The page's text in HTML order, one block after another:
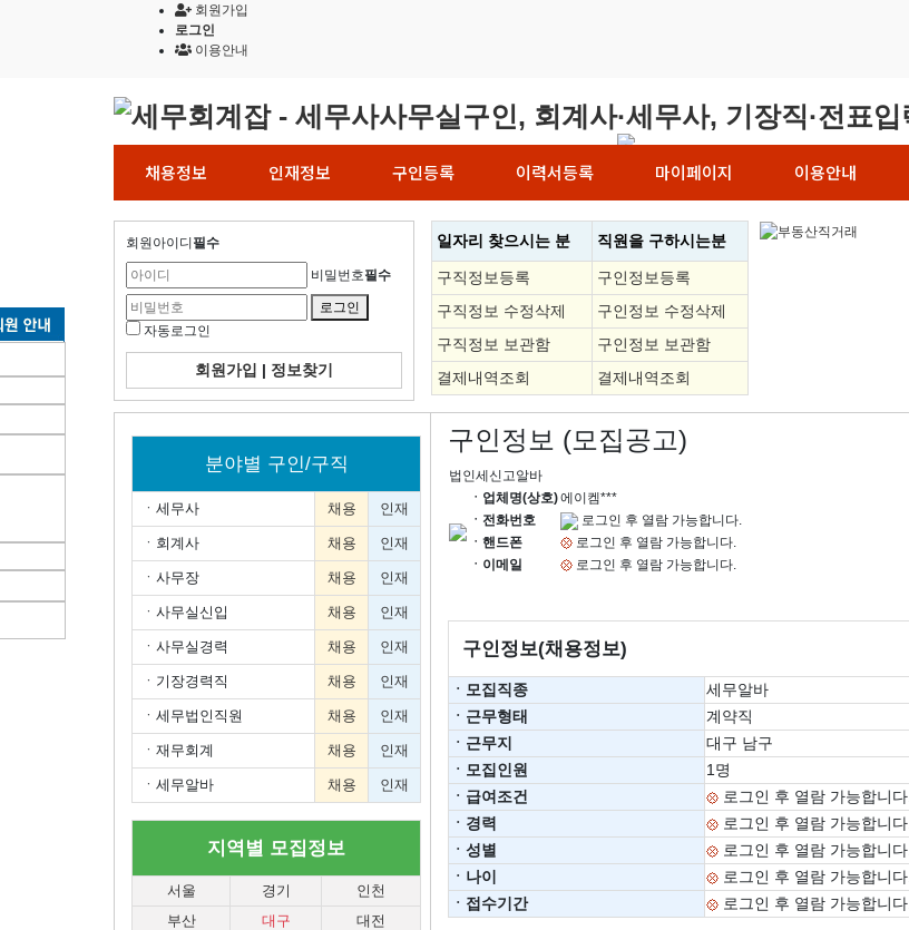
회원가입
로그인
이용안내
채용정보 인재정보 구인등록 이력서등록 마이페이지 이용안내
회원아이디 필수
비밀번호필수
자동로그인
회원가입 | 정보찾기
일자리 찾으시는 분 직원을 구하시는분
구직정보등록
구인정보등록
구직정보 수정삭제
구인정보 수정삭제
구직정보 보관함
구인정보 보관함
결제내역조회
결제내역조회
분야별 구인/구직
ㆍ 세무사 채용 인재
ㆍ 회계사 채용 인재
ㆍ 사무장 채용 인재
ㆍ 사무실신입 채용 인재
ㆍ 사무실경력 채용 인재
ㆍ 기장경력직 채용 인재
ㆍ 세무법인직원 채용 인재
ㆍ 재무회계 채용 인재
ㆍ 세무알바 채용 인재
지역별 모집정보
서울 경기
인천
부산
대구
대전
구인정보 (모집공고)
법인세신고알바
ㆍ업체명(상호)에이켐***
ㆍ전화번호
로그인 후 열람 가능합니다.
ㆍ핸드폰
로그인 후 열람 가능합니다.
ㆍ이메일
로그인 후 열람 가능합니다.
구인정보(채용정보)
ㆍ모집직종
세무알바
ㆍ근무형태
계약직
ㆍ근무지
대구 남구
ㆍ모집인원
1명
ㆍ급여조건
로그인 후 열람 가능합니다.
ㆍ경력
로그인 후 열람 가능합니다.
ㆍ성별
로그인 후 열람 가능합니다.
ㆍ나이
로그인 후 열람 가능합니다.
ㆍ접수기간
로그인 후 열람 가능합니다.